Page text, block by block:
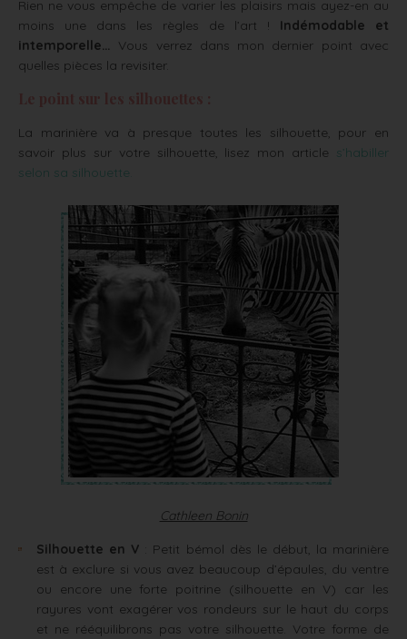
Rien ne vous empêche de varier les plaisirs mais ayez-en au
moins une dans les règles de l’art ! Indémodable et
intemporelle…
Vous verrez dans mon dernier point avec
quelles pièces la revisiter.
La marinière va à presque toutes les silhouette, pour en
savoir plus sur votre silhouette, lisez mon article s’habiller
selon sa silhouette.
Cathleen Bonin
Silhouette en V : Petit bémol dès le début, la marinière
est à exclure si vous avez beaucoup d’épaules, du ventre
ou encore une forte poitrine (silhouette en V) car les
rayures vont exagérer vos rondeurs sur le haut du corps
et ne rééquilibrons pas votre silhouette. Votre forme de